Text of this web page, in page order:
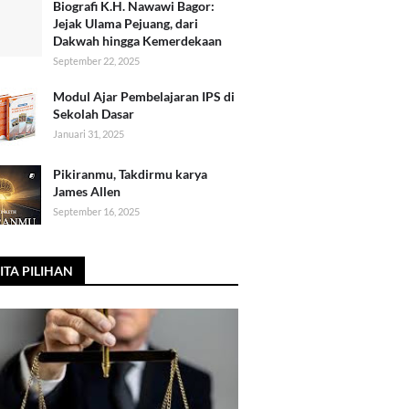
Biografi K.H. Nawawi Bagor:
Jejak Ulama Pejuang, dari
Dakwah hingga Kemerdekaan
September 22, 2025
Modul Ajar Pembelajaran IPS di
Sekolah Dasar
Januari 31, 2025
Pikiranmu, Takdirmu karya
James Allen
September 16, 2025
PILIHAN